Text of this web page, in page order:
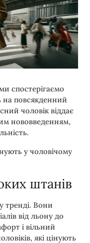
спостерігаємо
на повсякденний
чоловік віддає
нововведенням,
у чоловічому
штанів
тренді. Вони
від льону до
і вільний
які цінують